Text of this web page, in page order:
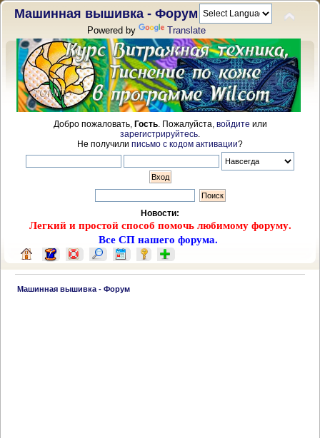
Машинная вышивка - Форум
Powered by Translate
Добро пожаловать, Гость. Пожалуйста, войдите или
зарегистрируйтесь
Не получили письмо с кодом активации?
Новости:
Легкий и простой способ помочь любимому форуму.
Все СП нашего форума.
Машинная вышивка - Форум